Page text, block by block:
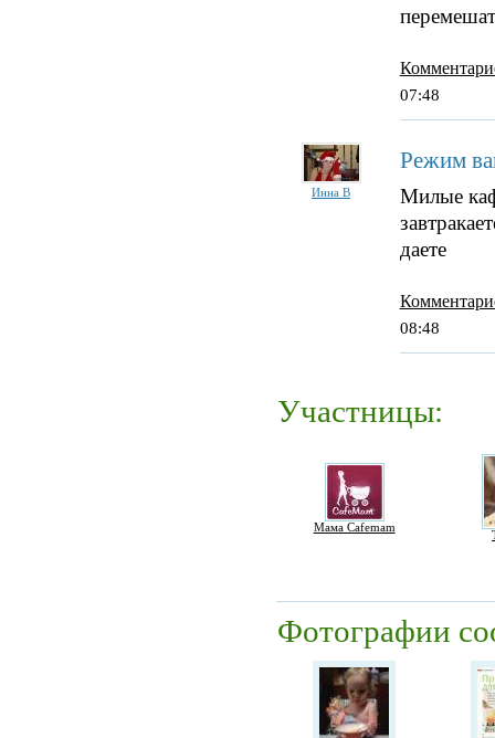
07:48
Инна В
Режим
Милые
даете
08:48
Участницы:
Мама Cafemam
Фотографии